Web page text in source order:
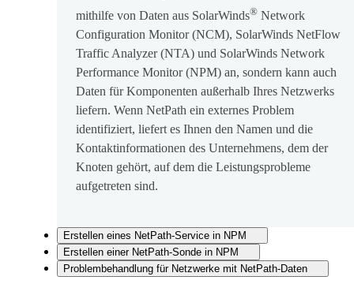
mithilfe von Daten aus SolarWinds® Network
Configuration Monitor (NCM), SolarWinds NetFlow
Traffic Analyzer (NTA) und SolarWinds Network
Performance Monitor (NPM) an, sondern kann auch
Daten für Komponenten außerhalb Ihres Netzwerks
liefern. Wenn NetPath ein externes Problem
identifiziert, liefert es Ihnen den Namen und die
Kontaktinformationen des Unternehmens, dem der
Knoten gehört, auf dem die Leistungsprobleme
aufgetreten sind.
Erstellen eines NetPath-Service in NPM
Erstellen einer NetPath-Sonde in NPM
Problembehandlung für Netzwerke mit NetPath-Daten